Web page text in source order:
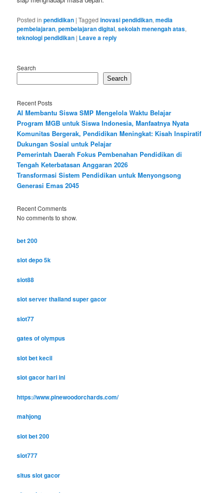
Posted in pendidikan |Tagged inovasi pendidikan,media
pembelajaran,pembelajaran digital,sekolah menengah atas,
teknologi pendidikan | Leave a reply
Search
Search
Recent Posts
AI Membantu Siswa SMP Mengelola Waktu Belajar
Program MGB untuk Siswa Indonesia, Manfaatnya Nyata
Komunitas Bergerak, Pendidikan Meningkat: Kisah Inspiratif
Dukungan Sosial untuk Pelajar
Pemerintah Daerah Fokus Pembenahan Pendidikan di
Tengah Keterbatasan Anggaran 2026
Transformasi Sistem Pendidikan untuk Menyongsong
Generasi Emas 2045
Recent Comments
No comments to show.
bet 200
slot depo 5k
slot88
slot server thailand super gacor
slot77
gates of olympus
slot bet kecil
slot gacor hari ini
https://www.pinewoodorchards.com/
mahjong
slot bet 200
slot777
situs slot gacor